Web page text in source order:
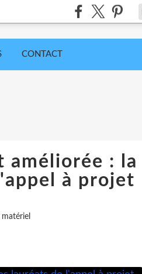
CONTACT
améliorée : la
à projet